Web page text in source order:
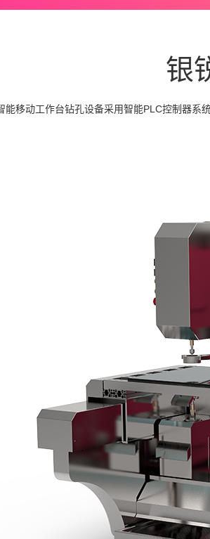
银
能移动工作台钻孔设备采用智能PLC控制器系